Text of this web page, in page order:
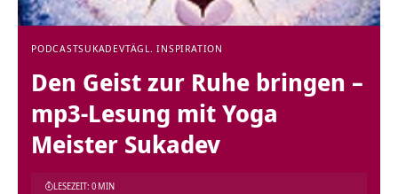
PODCASTSUKADEVTÄGL. INSPIRATION
Den Geist zur Ruhe bringen –
mp3-Lesung mit Yoga
Meister Sukadev
LESEZEIT: 0 MIN